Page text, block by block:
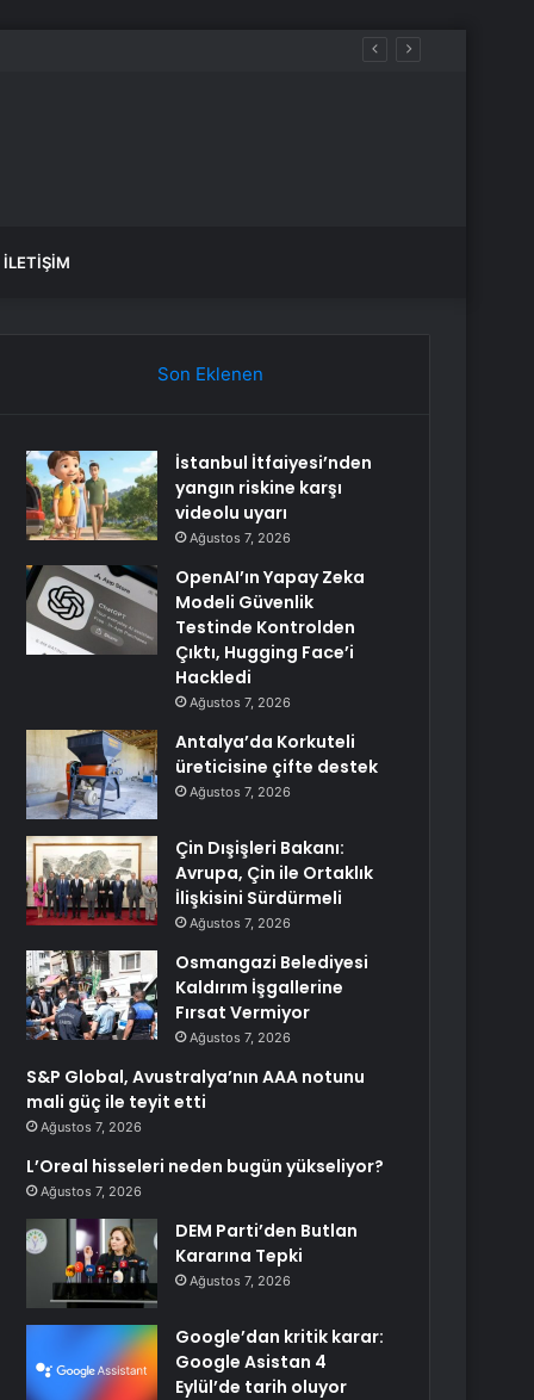
İLETIŞIM
Son Eklenen
İstanbul İtfaiyesi’nden
yangın riskine karşı
videolu uyarı
Ağustos 7, 2026
OpenAI’ın Yapay Zeka
Modeli Güvenlik
Testinde Kontrolden
Çıktı, Hugging Face’i
Hackledi
Ağustos 7, 2026
Antalya’da Korkuteli
üreticisine çifte destek
Ağustos 7, 2026
Çin Dışişleri Bakanı:
Avrupa, Çin ile Ortaklık
İlişkisini Sürdürmeli
Ağustos 7, 2026
Osmangazi Belediyesi
Kaldırım İşgallerine
Fırsat Vermiyor
Ağustos 7, 2026
S&P Global, Avustralya’nın AAA notunu
mali güç ile teyit etti
Ağustos 7, 2026
L’Oreal hisseleri neden bugün yükseliyor?
Ağustos 7, 2026
DEM Parti’den Butlan
Kararına Tepki
Ağustos 7, 2026
Google’dan kritik karar:
Google Asistan 4
Eylül’de tarih oluyor